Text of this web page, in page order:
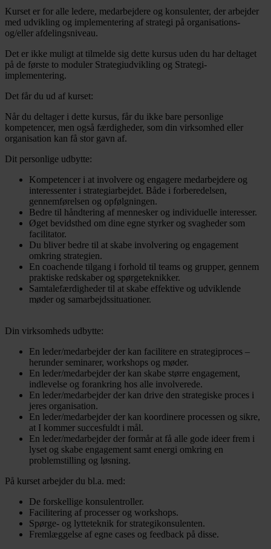
Kurset er for alle ledere, medarbejdere og konsulenter, der arbejder
med udvikling og implementering af strategi på organisations-
og/eller afdelingsniveau.
Det er ikke muligt at tilmelde sig dette kursus uden du har deltaget
på de første to moduler Strategiudvikling og Strategi-
implementering.
Det får du ud af kurset:
Når du deltager i dette kursus, får du ikke bare personlige
kompetencer, men også færdigheder, som din virksomhed eller
organisation kan få stor gavn af.
Dit personlige udbytte:
Kompetencer i at involvere og engagere medarbejdere og
interessenter i strategiarbejdet. Både i forberedelsen,
gennemførelsen og opfølgningen.
Bedre til håndtering af mennesker og individuelle interesser.
Øget bevidsthed om dine egne styrker og svagheder som
facilitator.
Du bliver bedre til at skabe involvering og engagement
omkring strategien.
En coachende tilgang i forhold til teams og grupper, gennem
praktiske redskaber og spørgeteknikker.
Samtalefærdigheder til at skabe effektive og udviklende
møder og samarbejdssituationer.
Din virksomheds udbytte:
En leder/medarbejder der kan facilitere en strategiproces –
herunder seminarer, workshops og møder.
En leder/medarbejder der kan skabe større engagement,
indlevelse og forankring hos alle involverede.
En leder/medarbejder der kan drive den strategiske proces i
jeres organisation.
En leder/medarbejder der kan koordinere processen og sikre,
at I kommer succesfuldt i mål.
En leder/medarbejder der formår at få alle gode ideer frem i
lyset og skabe engagement samt energi omkring en
problemstilling og løsning.
På kurset arbejder du bl.a. med:
De forskellige konsulentroller.
Facilitering af processer og workshops.
Spørge- og lytteteknik for strategikonsulenten.
Fremlæggelse af egne cases og feedback på disse.